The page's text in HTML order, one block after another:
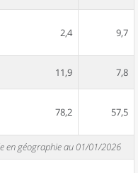
2,4 9,7
11,9 7,8
78,2 57,5
en géographie au 01/01/2026